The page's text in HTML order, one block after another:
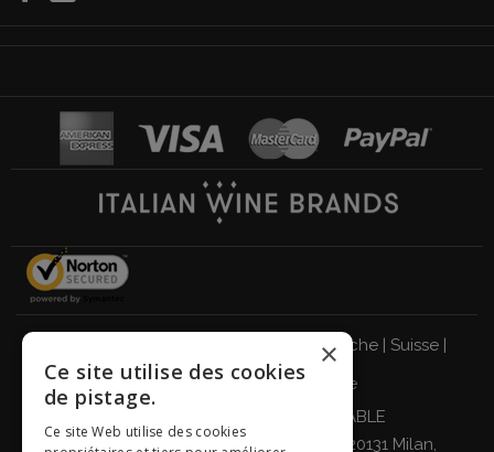
Autriche| Suisse|
Pays-Bas|France|Belgique
BUVEZ DE MANIÈRE RESPONSABLE
Giordano Vini S.p.A. Viale Abruzzi 94, 20131 Milan,
×
Ce site utilise des cookies
de pistage.
Ce site Web utilise des cookies